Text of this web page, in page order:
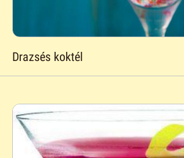
Drazsés koktél